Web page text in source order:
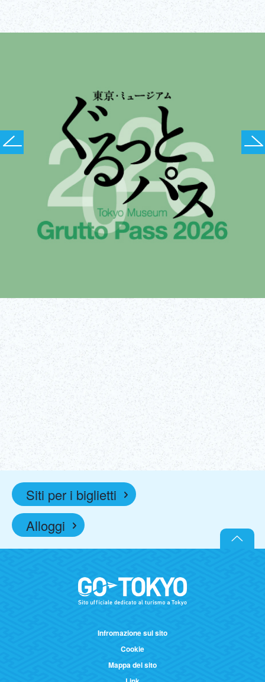
Per saperne di più (Link esterno)
Siti per i biglietti
Alloggi
Infromazione sul sito
Cookie
Mappa del sito